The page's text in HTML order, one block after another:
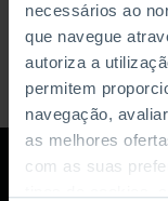
necessários ao
que navegue
autoriza a
permitem
navegação,
as melhores
com as suas